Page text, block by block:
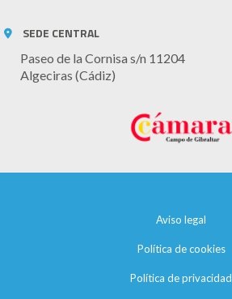
SEDE CENTRAL
Paseo de la Cornisa s/n 11204
Algeciras (Cádiz)
Aviso legal
Política de cookies
Política de privacidad